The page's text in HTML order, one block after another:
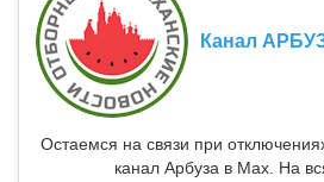
Канал
Остаемся на связи при
канал Арбуза в Max. На